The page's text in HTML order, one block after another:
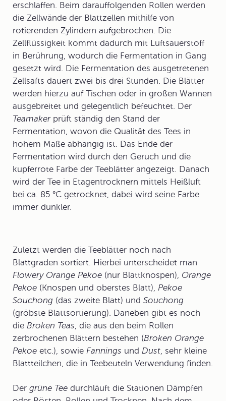
erschlaffen. Beim darauffolgenden Rollen werden
die Zellwände der Blattzellen mithilfe von
rotierenden Zylindern aufgebrochen. Die
Zellflüssigkeit kommt dadurch mit Luftsauerstoff
in Berührung, wodurch die Fermentation in Gang
gesetzt wird. Die Fermentation des ausgetretenen
Zellsafts dauert zwei bis drei Stunden. Die Blätter
werden hierzu auf Tischen oder in großen Wannen
ausgebreitet und gelegentlich befeuchtet. Der
Teamakerprüft ständig den Stand der
Fermentation, wovon die Qualität des Tees in
hohem Maße abhängig ist. Das Ende der
Fermentation wird durch den Geruch und die
kupferrote Farbe der Teeblätter angezeigt. Danach
wird der Tee in Etagentrocknern mittels Heißluft
bei ca. 85 °C getrocknet, dabei wird seine Farbe
immer dunkler.
Zuletzt werden die Teeblätter noch nach
Blattgraden sortiert. Hierbei unterscheidet man
Flowery Orange Pekoe (nur Blattknospen), Orange
Pekoe (Knospen und oberstes Blatt), Pekoe
Souchong (das zweite Blatt) und Souchong
(gröbste Blattsortierung). Daneben gibt es noch
die Broken Teas, die aus den beim Rollen
zerbrochenen Blättern bestehen (Broken Orange
Pekoe etc.), sowie Fannings und Dust, sehr kleine
Blattteilchen, die in Teebeuteln Verwendung finden.
Der grüne Tee durchläuft die Stationen Dämpfen